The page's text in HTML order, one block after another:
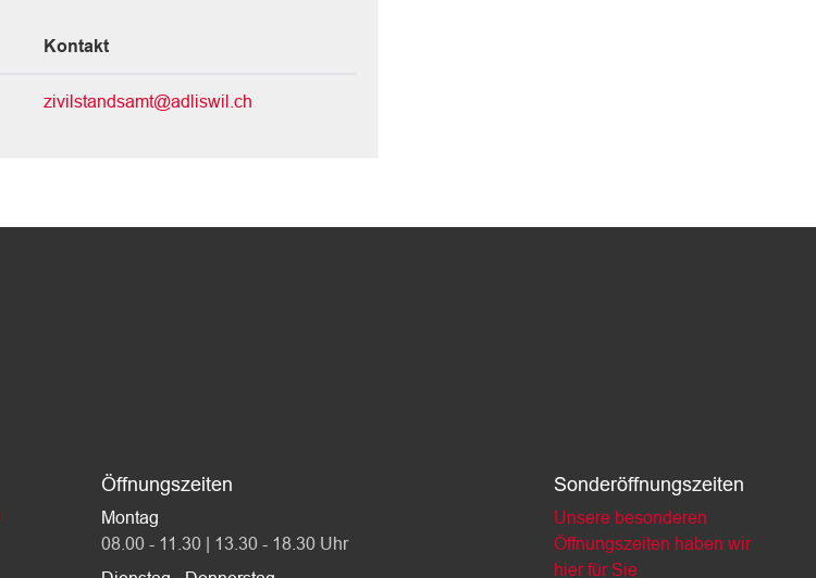
Kontakt
zivilstandsamt@adliswil.ch
Öffnungszeiten
Montag
08.00 - 11.30 | 13.30 - 18.30 Uhr
Sonderöffnungszeiten
Unsere besonderen
Öffnungszeiten haben wir
hier für Sie